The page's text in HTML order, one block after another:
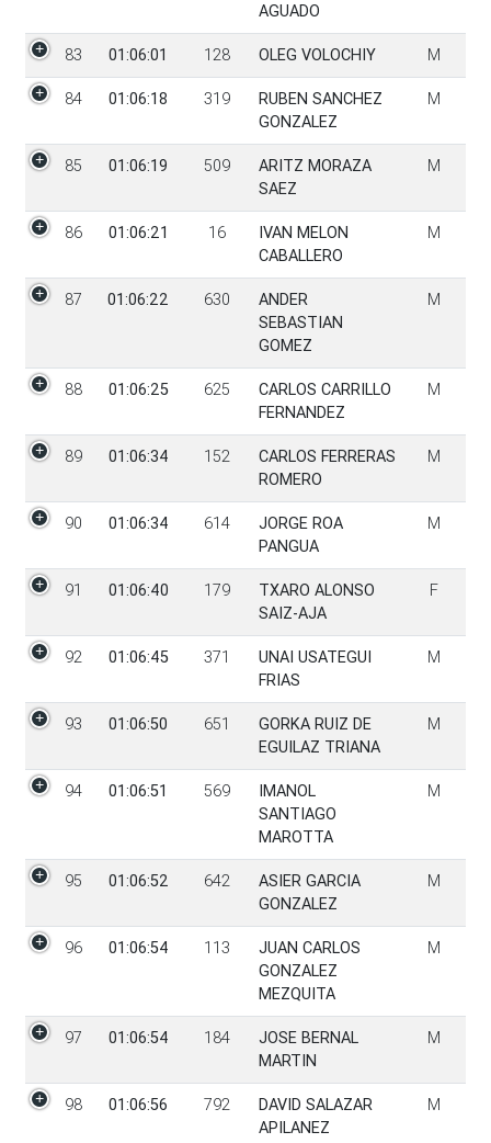
AGUADO
83 01:06:01 128 OLEG VOLOCHIY M
84 01:06:18 319
RUBEN SANCHEZ
GONZALEZ
M
85 01:06:19 509
ARITZ MORAZA
SAEZ
M
86 01:06:21 16
IVAN MELON
CABALLERO
M
87 01:06:22 630
ANDER
SEBASTIAN
GOMEZ
M
88 01:06:25 625
CARLOS CARRILLO
FERNANDEZ
M
89 01:06:34 152
CARLOS FERRERAS
ROMERO
M
90 01:06:34 614
JORGE ROA
PANGUA
M
91 01:06:40 179
TXARO ALONSO
SAIZ-AJA
F
92 01:06:45 371
UNAI USATEGUI
FRIAS
M
93 01:06:50 651
GORKA RUIZ DE
EGUILAZ TRIANA
M
94 01:06:51 569
IMANOL
SANTIAGO
MAROTTA
M
95 01:06:52 642
ASIER GARCIA
GONZALEZ
M
96 01:06:54 113
JUAN CARLOS
GONZALEZ
MEZQUITA
M
97 01:06:54 184
JOSE BERNAL
MARTIN
M
98 01:06:56 792
DAVID SALAZAR
APILANEZ
M